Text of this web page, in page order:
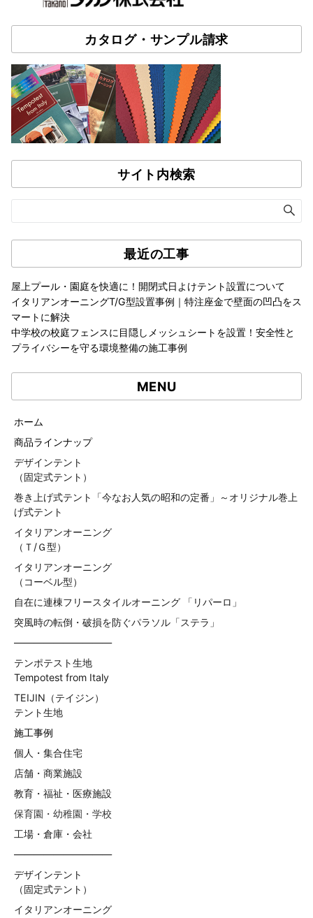
カタログ・サンプル請求
サイト内検索
最近の工事
屋上プール・園庭を快適に！開閉式日よけテント設置について
イタリアンオーニングT/G型設置事例｜特注座金で壁面の凹凸をス
マートに解決
中学校の校庭フェンスに目隠しメッシュシートを設置！安全性と
プライバシーを守る環境整備の施工事例
MENU
ホーム
商品ラインナップ
デザインテント
（固定式テント）
巻き上げ式テント「今なお人気の昭和の定番」～オリジナル巻上
げ式テント
イタリアンオーニング
（Ｔ/Ｇ型）
イタリアンオーニング
（コーベル型）
自在に連棟フリースタイルオーニング 「リパーロ」
突風時の転倒・破損を防ぐパラソル「ステラ」
——————————
テンポテスト生地
Tempotest from Italy
TEIJIN（テイジン）
テント生地
施工事例
個人・集合住宅
店舗・商業施設
教育・福祉・医療施設
保育園・幼稚園・学校
工場・倉庫・会社
——————————
デザインテント
（固定式テント）
イタリアンオーニング